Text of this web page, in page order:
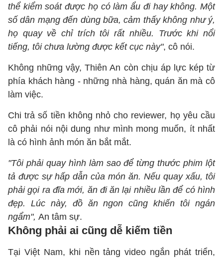
thể kiểm soát được họ có làm ẩu đi hay không. Một
số dân mạng đến dùng bữa, cảm thấy không như ý,
họ quay về chỉ trích tôi rất nhiều. Trước khi nổi
tiếng, tôi chưa lường được kết cục này", cô nói.
Không những vậy, Thiên An còn chịu áp lực kép từ
phía khách hàng - những nhà hàng, quán ăn mà cô
làm việc.
Chi trả số tiền không nhỏ cho reviewer, họ yêu cầu
cô phải nói nội dung như mình mong muốn, ít nhất
là có hình ảnh món ăn bắt mắt.
"Tôi phải quay hình làm sao để từng thước phim lột
tả được sự hấp dẫn của món ăn. Nếu quay xấu, tôi
phải gọi ra đĩa mới, ăn đi ăn lại nhiều lần để có hình
đẹp. Lúc này, đồ ăn ngon cũng khiến tôi ngán
ngẩm", An tâm sự.
Không phải ai cũng dễ kiếm tiền
Tại Việt Nam, khi nền tảng video ngắn phát triển,